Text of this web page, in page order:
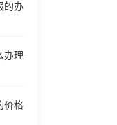
的办
办理
价格